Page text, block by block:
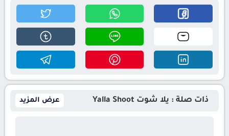
ذات صلة : يلا شوت Yalla Shoot عرض المزيد